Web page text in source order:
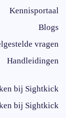
Kennisportaal
Blogs
vragen
Handleidingen
bij Sightkick
bij Sightkick